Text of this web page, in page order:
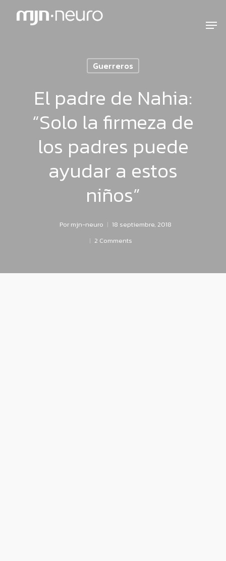
Guerreros
El padre de Nahia:
“Solo la firmeza de
los padres puede
ayudar a estos
niños”
Por mjn-neuro
18 septiembre, 2018
2 Comments